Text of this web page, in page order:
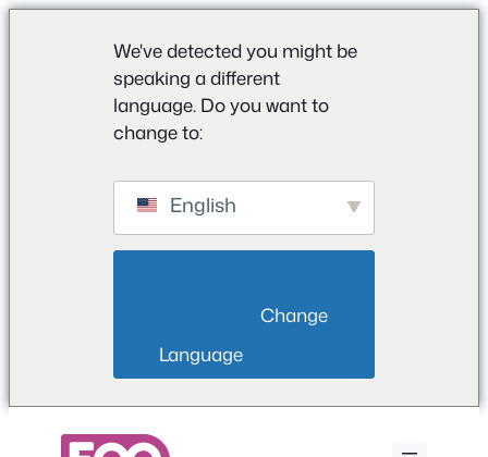
We've detected you might be
speaking a different
language. Do you want to
change to:
English
Language